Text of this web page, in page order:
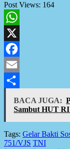
Post Views: 164
WhatsApp
X
Facebook
Email
Share
BACA JUGA:
Sambut HUT
Tags: Gelar Bakti
751/VJS TNI